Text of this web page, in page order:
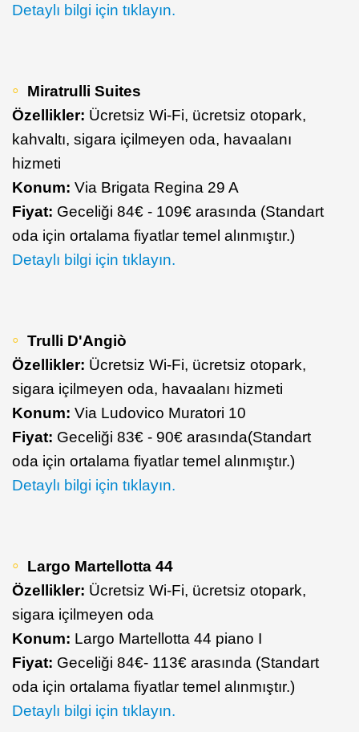
Detaylı bilgi için tıklayın.
Miratrulli Suites
Özellikler: Ücretsiz Wi-Fi, ücretsiz otopark,
kahvaltı, sigara içilmeyen oda, havaalanı
hizmeti
Konum: Via Brigata Regina 29 A
Fiyat: Geceliği 84€ - 109€ arasında (Standart
oda için ortalama fiyatlar temel alınmıştır.)
Detaylı bilgi için tıklayın.
Trulli D'Angiò
Özellikler: Ücretsiz Wi-Fi, ücretsiz otopark,
sigara içilmeyen oda, havaalanı hizmeti
Konum: Via Ludovico Muratori 10
Fiyat: Geceliği 83€ - 90€ arasında(Standart
oda için ortalama fiyatlar temel alınmıştır.)
Detaylı bilgi için tıklayın.
Largo Martellotta 44
Özellikler: Ücretsiz Wi-Fi, ücretsiz otopark,
sigara içilmeyen oda
Konum: Largo Martellotta 44 piano I
Fiyat: Geceliği 84€- 113€ arasında (Standart
oda için ortalama fiyatlar temel alınmıştır.)
Detaylı bilgi için tıklayın.